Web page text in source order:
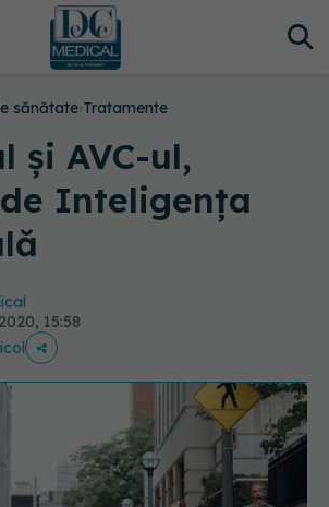
sănătate›Tratamente
și AVC-ul,
Inteligența
15:58